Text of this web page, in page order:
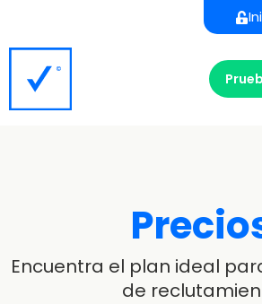
Encuentra el plan ideal
de